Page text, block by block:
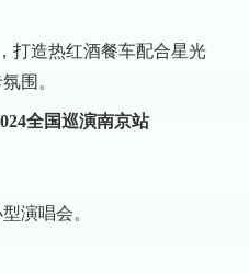
打造热红酒餐车配合星光
围。
全国巡演南京站
演唱会。